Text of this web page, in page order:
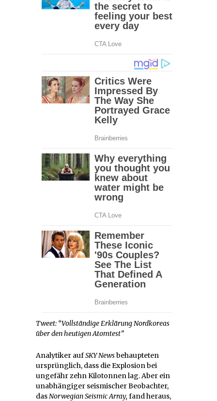
Tweet: “Vollständige Erklärung Nordkoreas
über den heutigen Atomtest”
Analytiker aufSKY Newsbehaupteten
ursprünglich, dass die Explosion bei
ungefähr zehn Kilotonnen lag. Aber ein
unabhängiger seismischer Beobachter,
dasNorwegian Seismic Array, fand heraus,